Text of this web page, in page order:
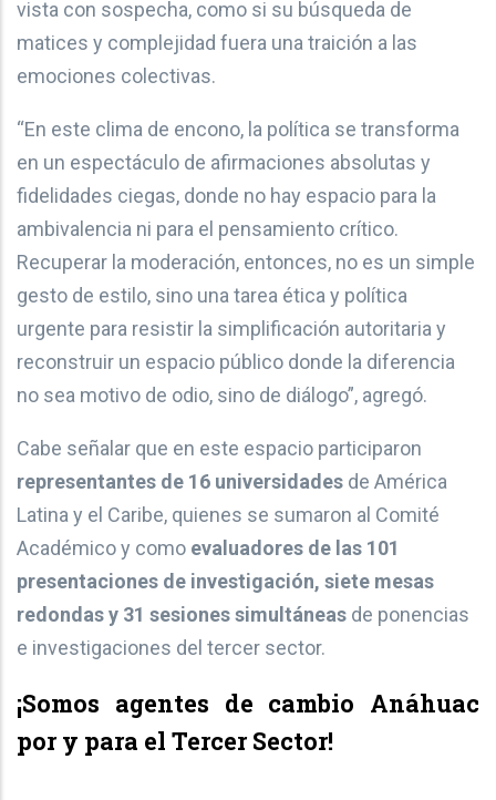
vista con sospecha, como si su búsqueda de
matices y complejidad fuera una traición a las
emociones colectivas.
“En este clima de encono, la política se transforma
en un espectáculo de afirmaciones absolutas y
fidelidades ciegas, donde no hay espacio para la
ambivalencia ni para el pensamiento crítico.
Recuperar la moderación, entonces, no es un simple
gesto de estilo, sino una tarea ética y política
urgente para resistir la simplificación autoritaria y
reconstruir un espacio público donde la diferencia
no sea motivo de odio, sino de diálogo”, agregó.
Cabe señalar que en este espacio participaron
representantes de 16 universidades de América
Latina y el Caribe, quienes se sumaron al Comité
Académico y como evaluadores de las 101
presentaciones de investigación, siete mesas
redondas y 31 sesiones simultáneas de ponencias
e investigaciones del tercer sector.
¡Somos agentes de cambio Anáhuac
por y para el Tercer Sector!